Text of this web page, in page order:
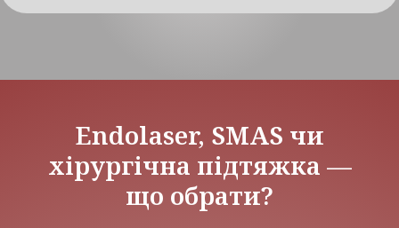
Endolaser, SMAS чи
хірургічна підтяжка —
що обрати?